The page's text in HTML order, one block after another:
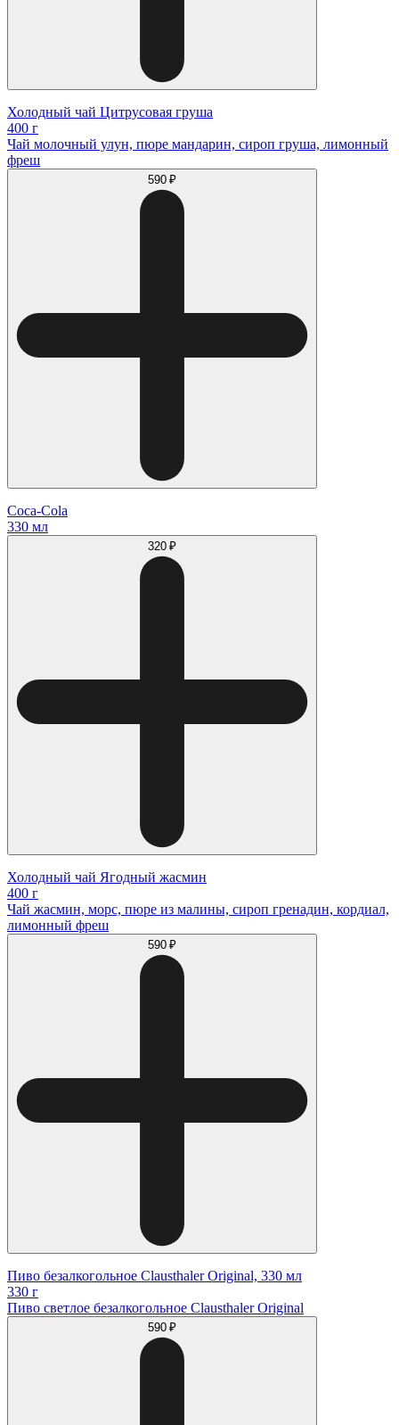
Холодный чай Цитрусовая груша
400 г
Чай молочный улун, пюре мандарин, сироп груша, лимонный
фреш
590 ₽
Coca-Cola
330 мл
320 ₽
Холодный чай Ягодный жасмин
400 г
Чай жасмин, морс, пюре из малины, сироп гренадин, кордиал,
лимонный фреш
590 ₽
Пиво безалкогольное Clausthaler Original, 330 мл
330 г
Пиво светлое безалкогольное Clausthaler Original
590 ₽